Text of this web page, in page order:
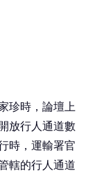
珍時，論壇上
放行人通道數
時，運輸署官
轄的行人通道